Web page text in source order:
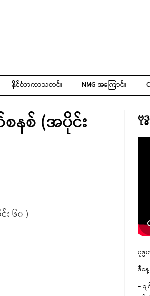
နိုင်ငံတကာသတင်း NMG အကြောင်း
စ် (အပိုင်း
၆၀ )
ဗု
ဗုဒ္
ဒီန
– ခ